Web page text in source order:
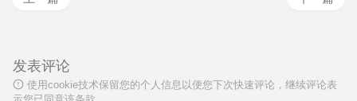
发表评论
使用cookie技术保留您的个人信息以便您下次快速评论，继续评论表